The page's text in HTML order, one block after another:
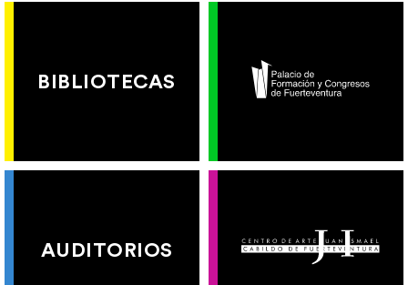
BIBLIOTECAS
AUDITORIOS